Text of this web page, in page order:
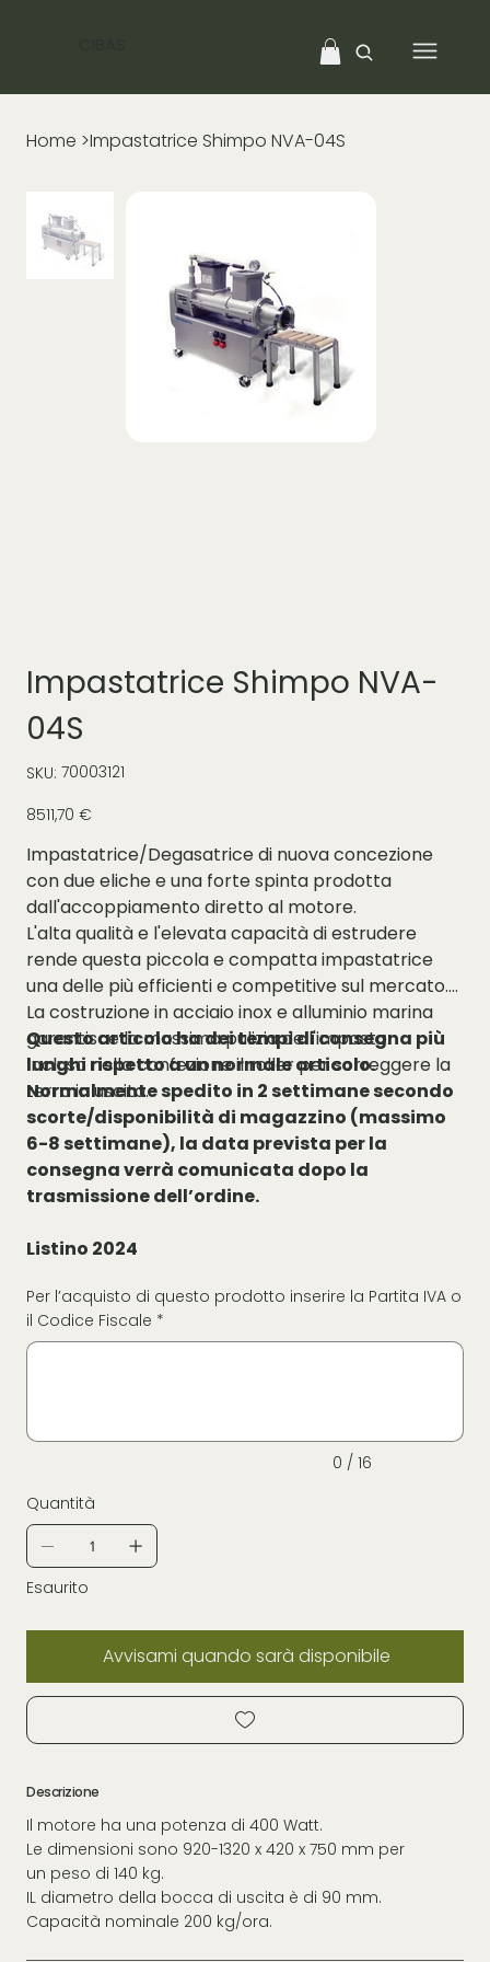
Home >Impastatrice Shimpo NVA-04S
Impastatrice Shimpo NVA-
04S
SKU: SKU
70003121
70003121
Prezzo
8511,70 €
Impastatrice/Degasatrice di nuova concezione
con due eliche e una forte spinta prodotta
dall'accoppiamento diretto al motore.
L'alta qualità e l'elevata capacità di estrudere
rende questa piccola e compatta impastatrice
una delle più efficienti e competitive sul mercato.
La costruzione in acciaio inox e alluminio marina
garantisce la massima pulizia dell'impasto.
Incluso nella confezione il roller per sorreggere la
terra in uscita.
Questo articolo ha dei tempi di consegna più
lunghi rispetto a un normale articolo.
Normalmente spedito in 2 settimane secondo
scorte/disponibilità di magazzino (massimo
6-8 settimane), la data prevista per la
consegna verrà comunicata dopo la
trasmissione dell’ordine.
Listino 2024
Per l’acquisto di questo prodotto inserire la Partita IVA o
il Codice Fiscale *
a
0 / 16
Quantità
Esaurito
Avvisami quando sarà disponibile
Descrizione
Il motore ha una potenza di 400 Watt.
Le dimensioni sono 920-1320 x 420 x 750 mm per
un peso di 140 kg.
IL diametro della bocca di uscita è di 90 mm.
Capacità nominale 200 kg/ora.